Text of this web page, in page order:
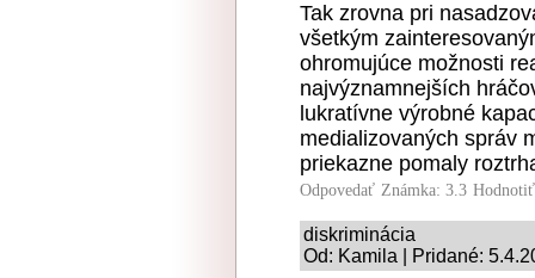
Tak zrovna pri
všetkým
ohromujúce možnosti
najvýznamnejších
lukratívne výrobné
medializovaných správ
priekazne pomaly
Odpovedať Známka: 3.3
diskriminácia
Od: Kamila | Pridané: